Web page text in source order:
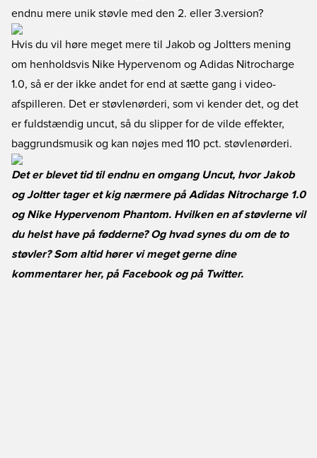
endnu mere unik støvle med den 2. eller 3.version?
Hvis du vil høre meget mere til Jakob og Joltters mening
om henholdsvis Nike Hypervenom og Adidas Nitrocharge
1.0, så er der ikke andet for end at sætte gang i video-
afspilleren. Det er støvlenørderi, som vi kender det, og det
er fuldstændig uncut, så du slipper for de vilde effekter,
baggrundsmusik og kan nøjes med 110 pct. støvlenørderi.
Det er blevet tid til endnu en omgang Uncut, hvor Jakob
og Joltter tager et kig nærmere på Adidas Nitrocharge 1.0
og Nike Hypervenom Phantom. Hvilken en af støvlerne vil
du helst have på fødderne? Og hvad synes du om de to
støvler? Som altid hører vi meget gerne dine
kommentarer her, på Facebookog på Twitter.